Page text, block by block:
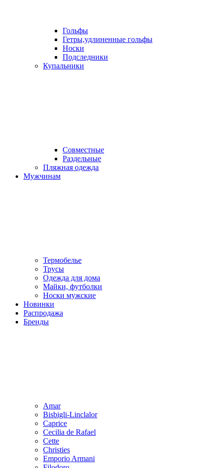
Гольфы
Гетры,удлиненные гольфы
Носки
Подследники
Купальники
Совместные
Раздельные
Пляжная одежда
Мужчинам
Термобелье
Трусы
Одежда для дома
Майки, футболки
Носки мужские
Новинки
Распродажа
Бренды
Amar
Bisbigli-Linclalor
Caprice
Cecilia de Rafael
Cette
Christies
Emporio Armani